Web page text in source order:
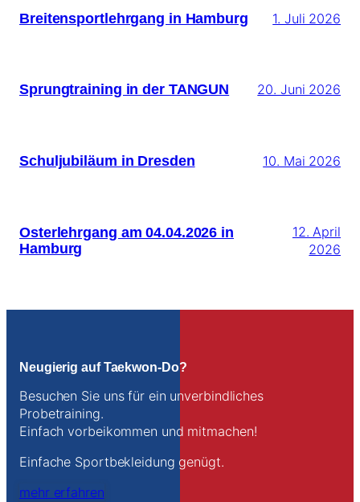
Breitensportlehrgang in Hamburg 1. Juli 2026
Sprungtraining in der TANGUN 20. Juni 2026
Schuljubiläum in Dresden 10. Mai 2026
Osterlehrgang am 04.04.2026 in
Hamburg
12. April
2026
Neugierig auf Taekwon-Do?
Besuchen Sie uns für ein unverbindliches
Probetraining.
Einfach vorbeikommen und mitmachen!
Einfache Sportbekleidung genügt.
mehr erfahren